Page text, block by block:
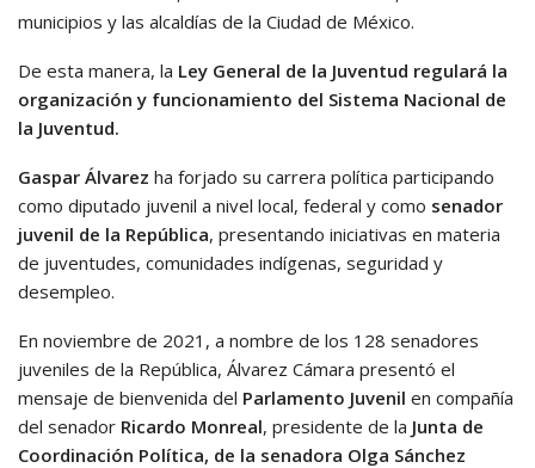
municipios y las alcaldías de la Ciudad de México.
De esta manera, la Ley General de la Juventud regulará la
organización y funcionamiento del Sistema Nacional de
la Juventud.
Gaspar Álvarez ha forjado su carrera política participando
como diputado juvenil a nivel local, federal y como senador
juvenil de la República, presentando iniciativas en materia
de juventudes, comunidades indígenas, seguridad y
desempleo.
En noviembre de 2021, a nombre de los 128 senadores
juveniles de la República, Álvarez Cámara presentó el
mensaje de bienvenida del Parlamento Juvenil en compañía
del senador Ricardo Monreal, presidente de la Junta de
Coordinación Política, de la senadora Olga Sánchez